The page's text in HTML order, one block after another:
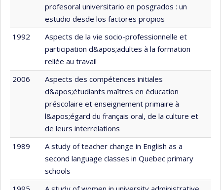
profesoral universitario en posgrados : un
estudio desde los factores propios
1992
Aspects de la vie socio-professionnelle et
participation d&apos;adultes à la formation
reliée au travail
2006
Aspects des compétences initiales
d&apos;étudiants maîtres en éducation
préscolaire et enseignement primaire à
l&apos;égard du français oral, de la culture et
de leurs interrelations
1989
A study of teacher change in English as a
second language classes in Quebec primary
schools